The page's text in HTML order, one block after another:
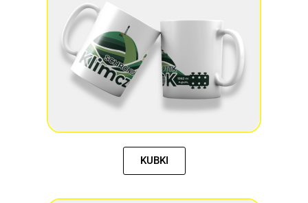
KUBKI